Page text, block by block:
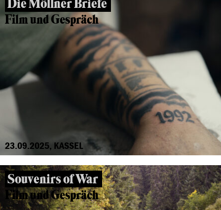
Die Möllner Briefe
Film und Gespräch
23.09.2025, KASSEL
Souvenirs of War
Film und Gespräch